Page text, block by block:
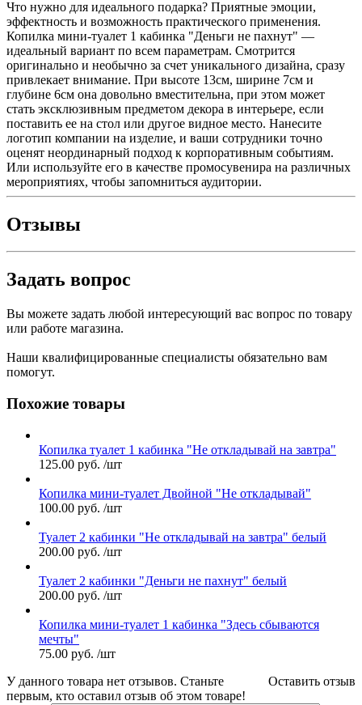
Что нужно для идеального подарка? Приятные эмоции,
эффектность и возможность практического применения.
Копилка мини-туалет 1 кабинка "Деньги не пахнут" —
идеальный вариант по всем параметрам. Смотрится
оригинально и необычно за счет уникального дизайна, сразу
привлекает внимание. При высоте 13см, ширине 7см и
глубине 6см она довольно вместительна, при этом может
стать эксклюзивным предметом декора в интерьере, если
поставить ее на стол или другое видное место. Нанесите
логотип компании на изделие, и ваши сотрудники точно
оценят неординарный подход к корпоративным событиям.
Или используйте его в качестве промосувенира на различных
мероприятиях, чтобы запомниться аудитории.
Отзывы
Задать вопрос
Вы можете задать любой интересующий вас вопрос по товару
или работе магазина.
Наши квалифицированные специалисты обязательно вам
помогут.
Похожие товары
Копилка туалет 1 кабинка "Не откладывай на завтра"
125.00 руб. /шт
Копилка мини-туалет Двойной "Не откладывай"
100.00 руб. /шт
Туалет 2 кабинки "Не откладывай на завтра" белый
200.00 руб. /шт
Туалет 2 кабинки "Деньги не пахнут" белый
200.00 руб. /шт
Копилка мини-туалет 1 кабинка "Здесь сбываются
мечты"
75.00 руб. /шт
Оставить отзыв
У данного товара нет отзывов. Станьте
первым, кто оставил отзыв об этом товаре!